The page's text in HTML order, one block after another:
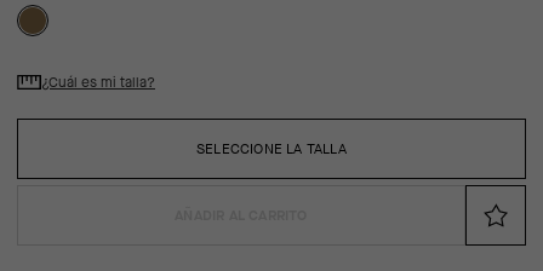
SELECCIONE LA TALLA
¿Cuál es mi talla?